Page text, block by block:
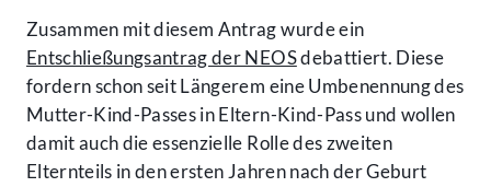
Zusammen mit diesem Antrag wurde ein
Entschließungsantrag der NEOSdebattiert. Diese
fordern schon seit Längerem eine Umbenennung des
Mutter-Kind-Passes in Eltern-Kind-Pass und wollen
damit auch die essenzielle Rolle des zweiten
Elternteils in den ersten Jahren nach der Geburt